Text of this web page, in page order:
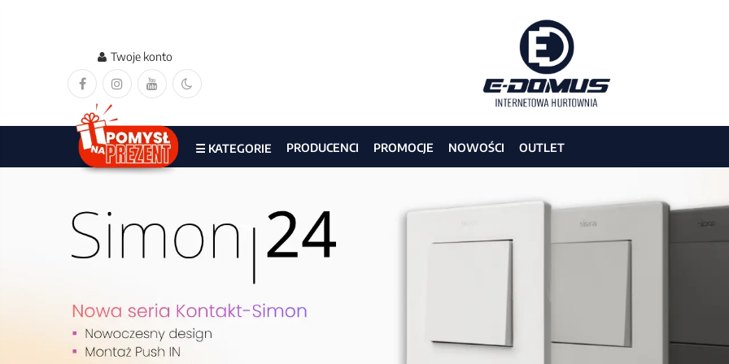
Hurtownia internetowa E-DOMUS - Artykuły
Twoje konto
☰ KATEGORIE PRODUCENCI PROMOCJE NOWOŚCI OUTLET